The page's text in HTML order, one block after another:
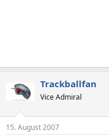
Trackballfan
Vice Admiral
15. August 2007